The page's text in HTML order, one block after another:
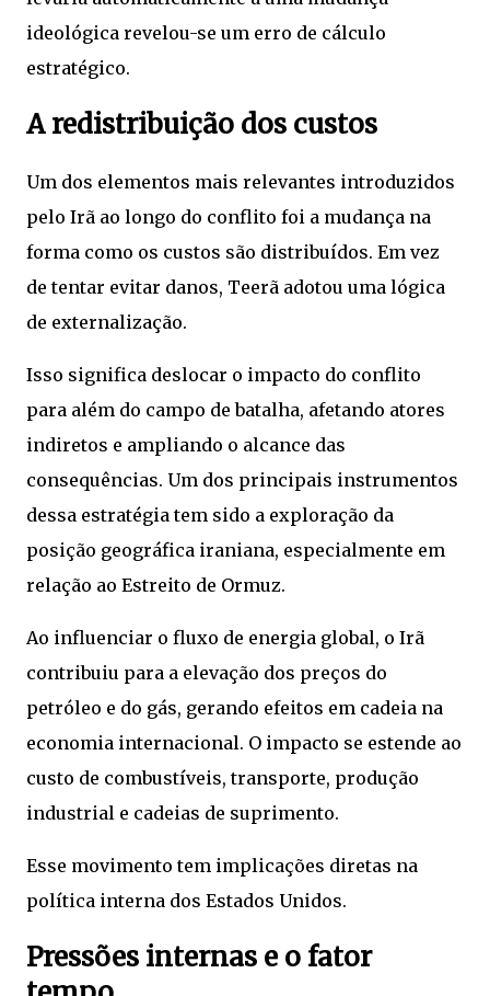
ideológica revelou-se um erro de cálculo
estratégico.
A redistribuição dos custos
Um dos elementos mais relevantes introduzidos
pelo Irã ao longo do conflito foi a mudança na
forma como os custos são distribuídos. Em vez
de tentar evitar danos, Teerã adotou uma lógica
de externalização.
Isso significa deslocar o impacto do conflito
para além do campo de batalha, afetando atores
indiretos e ampliando o alcance das
consequências. Um dos principais instrumentos
dessa estratégia tem sido a exploração da
posição geográfica iraniana, especialmente em
relação ao Estreito de Ormuz.
Ao influenciar o fluxo de energia global, o Irã
contribuiu para a elevação dos preços do
petróleo e do gás, gerando efeitos em cadeia na
economia internacional. O impacto se estende ao
custo de combustíveis, transporte, produção
industrial e cadeias de suprimento.
Esse movimento tem implicações diretas na
política interna dos Estados Unidos.
Pressões internas e o fator